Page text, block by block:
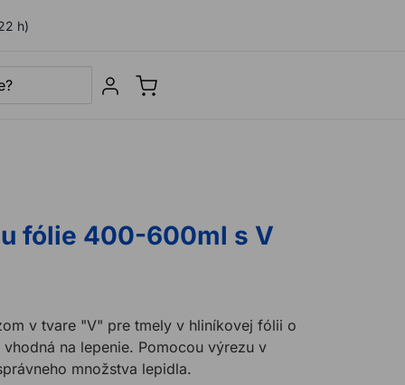
h)
Sign in
fólie 400-600ml s V
v tvare "V" pre tmely v hliníkovej fólii o
na lepenie. Pomocou výrezu v
množstva lepidla.